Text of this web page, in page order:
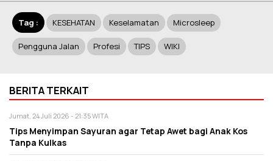
Tag : KESEHATAN Keselamatan Microsleep
Pengguna Jalan Profesi TIPS WIKI
BERITA TERKAIT
Jumat, 24 Juli 2026 - 21:35 WITA
Tips Menyimpan Sayuran agar Tetap Awet bagi Anak Kos
Tanpa Kulkas